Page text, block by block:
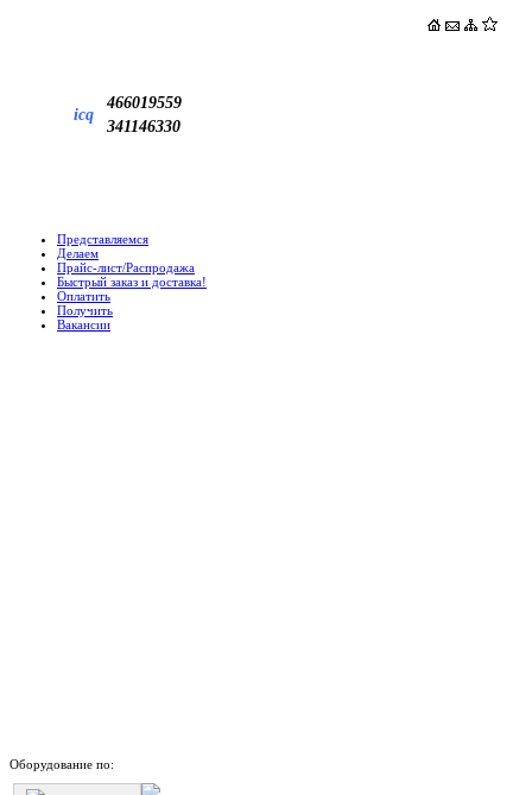
icq
466019559
341146330
Представляемся
Делаем
Прайс-лист/Распродажа
Быстрый заказ и доставка!
Оплатить
Получить
Вакансии
Оборудование по: